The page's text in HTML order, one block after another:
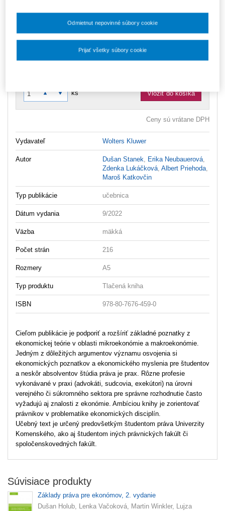
189,00 €
Predplatné 12 mesiacov ASPI Akadémia
Upozorňujeme, že v období od 1. 8. do 21. 8. z technických
ks Vložiť do košíka
Ceny sú vrátane DPH
Vydavateľ Wolters Kluwer
Autor Dušan Stanek, Erika Neubauerová,
Zdenka Lukáčková,Albert Priehoda,
Maroš Katkovčin
Typ publikácie učebnica
Dátum vydania 9/2022
Väzba mäkká
Počet strán 216
Rozmery A5
Typ produktu Tlačená kniha
ISBN 978-80-7676-459-0
Cieľom publikácie je podporiť a rozšíriť základné poznatky z
ekonomickej teórie v oblasti mikroekonómie a makroekonómie.
Jedným z dôležitých argumentov významu osvojenia si
ekonomických poznatkov a ekonomického myslenia pre študentov
a neskôr absolventov štúdia práva je prax. Rôzne profesie
vykonávané v praxi (advokáti, sudcovia, exekútori) na úrovni
verejného či súkromného sektora pre správne rozhodnutie často
vyžadujú aj znalosti z ekonómie. Ambíciou knihy je zorientovať
právnikov v problematike ekonomických disciplín.
Učebný text je určený predovšetkým študentom práva Univerzity
Komenského, ako aj študentom iných právnických fakúlt či
spoločenskovedných fakúlt.
Súvisiace produkty
Základy práva pre ekonómov, 2. vydanie
Dušan Holub, Lenka Vačoková, Martin Winkler, Lujza
Odmietnut nepovinné súbory cookie
Prijať všetky súbory cookie